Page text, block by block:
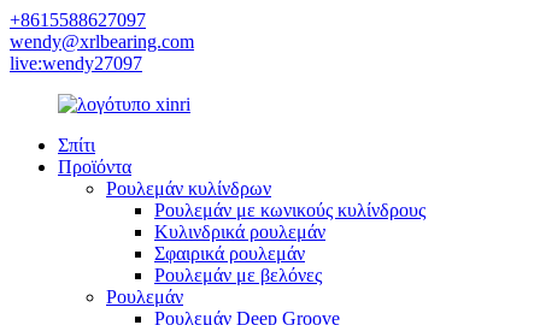
+8615588627097
wendy@xrlbearing.com
live:wendy27097
Σπίτι
Προϊόντα
Ρουλεμάν κυλίνδρων
Ρουλεμάν με κωνικούς κυλίνδρους
Κυλινδρικά ρουλεμάν
Σφαιρικά ρουλεμάν
Ρουλεμάν με βελόνες
Ρουλεμάν
Ρουλεμάν Deep Groove